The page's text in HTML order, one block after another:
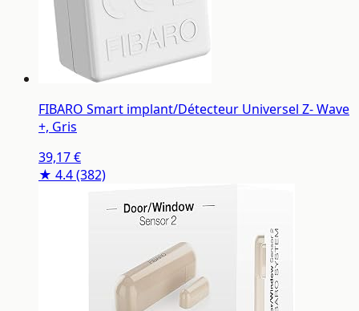
FIBARO Smart implant/Détecteur Universel Z- Wave
+, Gris
39,17 €
★ 4.4(382)